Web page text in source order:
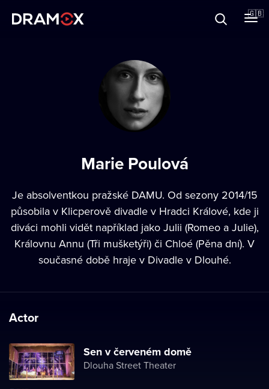
🇬🇧
Marie Poulová
Je absolventkou pražské DAMU. Od sezony 2014/15
působila v Klicperově divadle v Hradci Králové, kde ji
diváci mohli vidět například jako Julii (Romeo a Julie),
Královnu Annu (Tři mušketýři) či Chloé (Pěna dní). V
současné době hraje v Divadle v Dlouhé.
Actor
Sen v červeném domě
Dlouha Street Theater